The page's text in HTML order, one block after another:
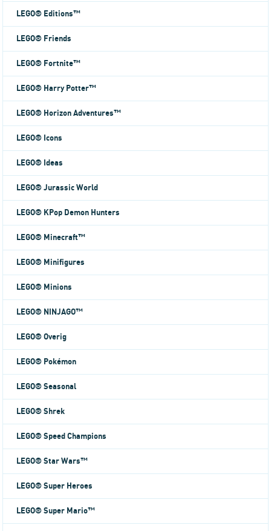
LEGO® Editions™
LEGO® Friends
LEGO® Fortnite™
LEGO® Harry Potter™
LEGO® Horizon Adventures™
LEGO® Icons
LEGO® Ideas
LEGO® Jurassic World
LEGO® KPop Demon Hunters
LEGO® Minecraft™
LEGO® Minifigures
LEGO® Minions
LEGO® NINJAGO™
LEGO® Overig
LEGO® Pokémon
LEGO® Seasonal
LEGO® Shrek
LEGO® Speed Champions
LEGO® Star Wars™
LEGO® Super Heroes
LEGO® Super Mario™